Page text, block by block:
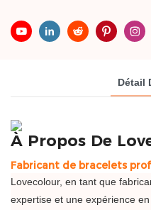
Détail
À Propos De
Fabricant de bracelets
Lovecolour, en tant que
expertise et une expérience